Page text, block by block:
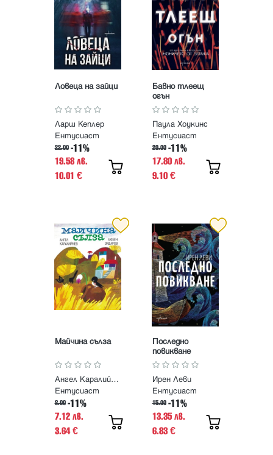
Ловеца на зайци
Ларш Кеплер
Ентусиаст
22.00 -11%
19.58 лв.
10.01 €
Бавно тлеещ
огън
Паула Хоукинс
Ентусиаст
20.00 -11%
17.80 лв.
9.10 €
Майчина сълза
Ангел Каралийчев
Ентусиаст
8.00 -11%
7.12 лв.
3.64€
Последно
повикване
Ирен Леви
Ентусиаст
15.00 -11%
13.35 лв.
6.83 €